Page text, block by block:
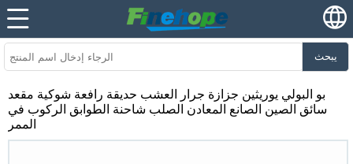
يبحث
بو البولي يوريثين جزازة جرار العشب حديقة رافعة شوكية مقعد
سائق الصين الصانع المعادن الصلب شاحنة الطوابق الركوب في
الممر